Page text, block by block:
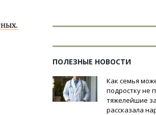
ПОЛЕЗНЫЕ НОВОСТИ
Как семья
подростку не
тяжелейшие
рассказала